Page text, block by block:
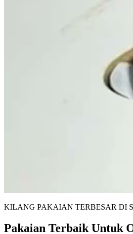
KILANG PAKAIAN TERBESAR DI
Pakaian Terbaik Untuk